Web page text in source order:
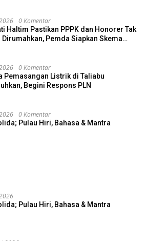
0 Komentar
Haltim Pastikan PPPK dan Honorer Tak
Dirumahkan, Pemda Siapkan Skema
0 Komentar
Pemasangan Listrik di Taliabu
Begini Respons PLN
0 Komentar
Pulau Hiri, Bahasa & Mantra
Pulau Hiri, Bahasa & Mantra